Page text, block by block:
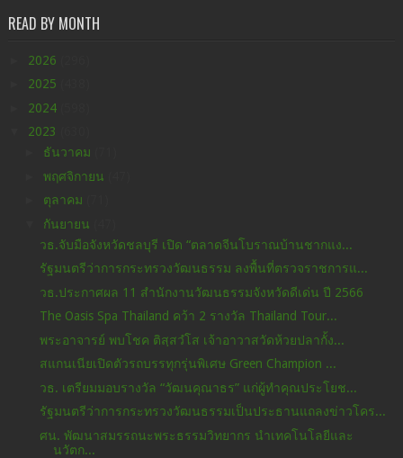
READ BY MONTH
2026
2025
2024
2023
ธันวาคม
พฤศจิกายน
ตุลาคม
กันยายน
วธ.จับมือจังหวัดชลบุรี เปิด “ตลาดจีนโบราณบ้านชากแง...
รัฐมนตรีว่าการกระทรวงวัฒนธรรม ลงพื้นที่ตรวจราชการแ...
วธ.ประกาศผล 11 สำนักงานวัฒนธรรมจังหวัดดีเด่น ปี 2566
The Oasis Spa Thailand คว้า 2 รางวัล Thailand Tour...
พระอาจารย์ พบโชค ติสฺสวํโส เจ้าอาวาสวัดห้วยปลากั้ง...
สแกนเนียเปิดตัวรถบรรทุกรุ่นพิเศษ Green Champion ...
วธ. เตรียมมอบรางวัล “วัฒนคุณาธร” แก่ผู้ทำคุณประโยช...
รัฐมนตรีว่าการกระทรวงวัฒนธรรมเป็นประธานแถลงข่าวโคร...
ศน. พัฒนาสมรรถนะพระธรรมวิทยากร นำเทคโนโลยีและ
นวัตก...